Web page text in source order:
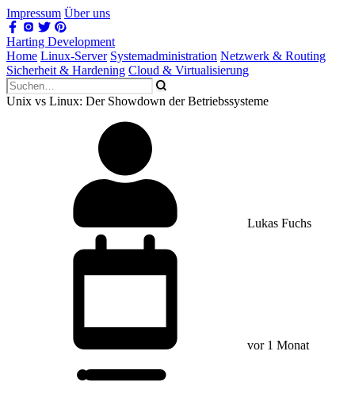
Impressum Über uns
Harting Development
Home Linux-Server Systemadministration Netzwerk & Routing
Sicherheit & Hardening Cloud & Virtualisierung
Unix vs Linux: Der Showdown der Betriebssysteme
Lukas Fuchs
vor 1 Monat